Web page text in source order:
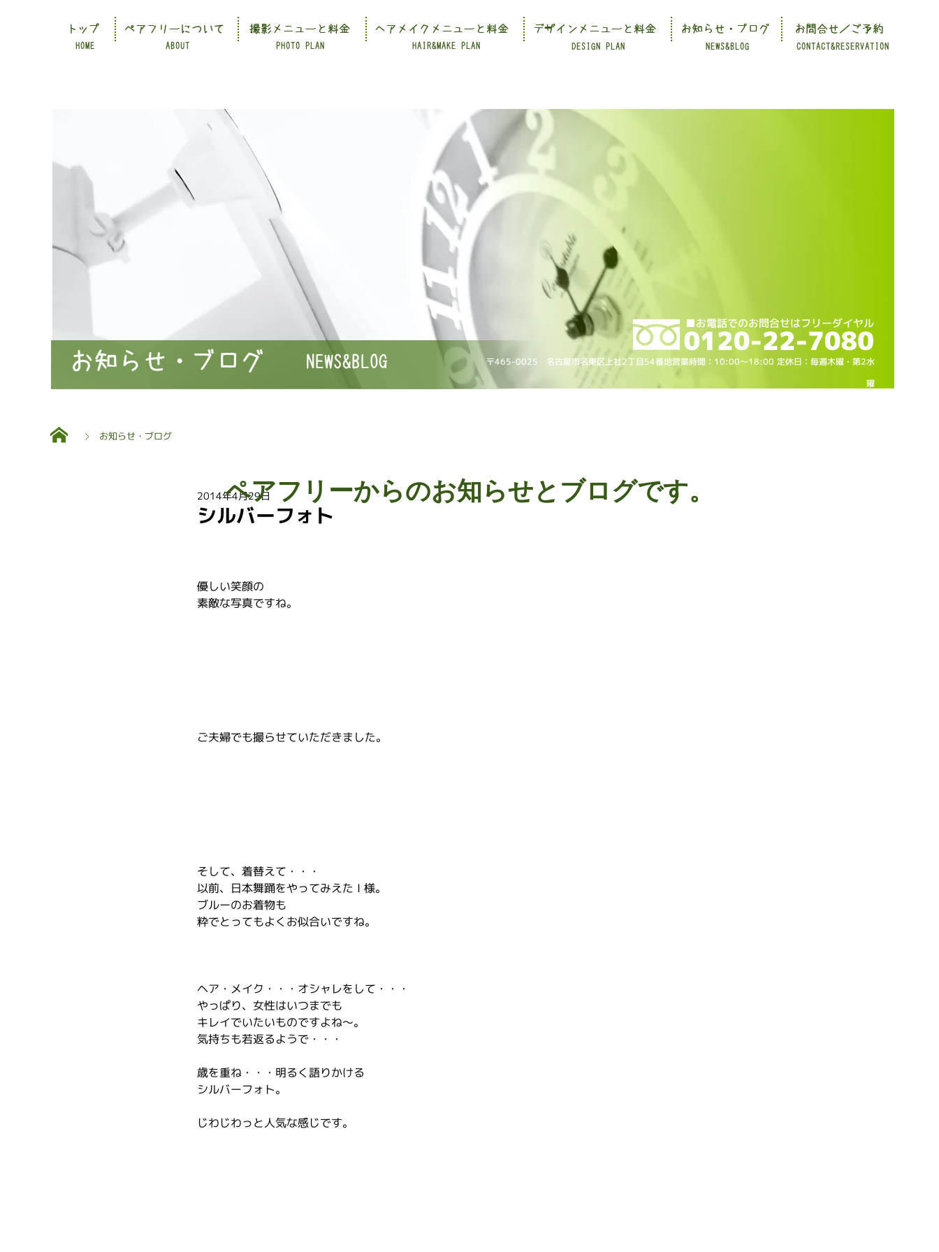
CONTACT&RESERVATION
HOME ABOUT PHOTO PLAN HAIR&MAKE PLAN DESIGN PLAN NEWS&BLOG
トップ ペアフリーについて 撮影メニューと料金 ヘアメイクメニューと料金 デザインメニューと料金 お知らせ・ブログ お問合せ／ご予約
〒465-0025 名古屋市名東区上社2丁目54番地営業時間：10:00～18:00 定休日：毎週木曜・第2水
曜
NEWS&BLOG
お知らせ・ブログ
お知らせ・ブログ
シルバーフォト
2014年4月29日
優しい笑顔の
素敵な写真ですね。
ご夫婦でも撮らせていただきました。
そして、着替えて・・・
以前、日本舞踊をやってみえた I 様。
ブルーのお着物も
粋でとってもよくお似合いですね。
ヘア・メイク・・・オシャレをして・・・
やっぱり、女性はいつまでも
キレイでいたいものですよね～。
気持ちも若返るようで・・・
歳を重ね・・・明るく語りかける
シルバーフォト。
じわじわっと人気な感じです。
ペアフリーからのお知らせとブログです。